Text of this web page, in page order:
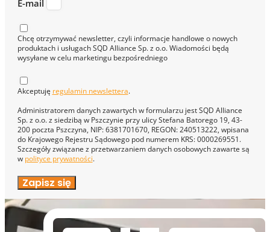
E-mail
Chcę otrzymywać newsletter, czyli informacje handlowe o nowych
produktach i usługach SQD Alliance Sp. z o.o. Wiadomości będą
wysyłane w celu marketingu bezpośredniego
Akceptuję regulamin newslettera.
Administratorem danych zawartych w formularzu jest SQD Alliance
Sp. z o.o. z siedzibą w Pszczynie przy ulicy Stefana Batorego 19, 43-
200 poczta Pszczyna, NIP: 6381701670, REGON: 240513222, wpisana
do Krajowego Rejestru Sądowego pod numerem KRS: 0000269551.
Szczegóły związane z przetwarzaniem danych osobowych zawarte są
w polityce prywatności.
Zapisz się